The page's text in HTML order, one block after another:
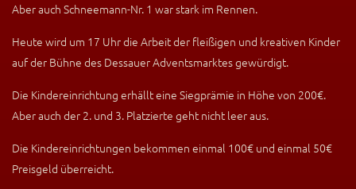
Aber auch Schneemann-Nr. 1 war stark im Rennen.
Heute wird um 17 Uhr die Arbeit der fleißigen und kreativen Kinder
auf der Bühne des Dessauer Adventsmarktes gewürdigt.
Die Kindereinrichtung erhällt eine Siegprämie in Höhe von 200€.
Aber auch der 2. und 3. Platzierte geht nicht leer aus.
Die Kindereinrichtungen bekommen einmal 100€ und einmal 50€
Preisgeld überreicht.